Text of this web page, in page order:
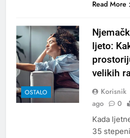
Read More
OSTALO
ljeto:
velikih
Korisnik
ago
0
Kada
35